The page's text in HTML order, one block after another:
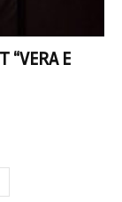
“VERA E